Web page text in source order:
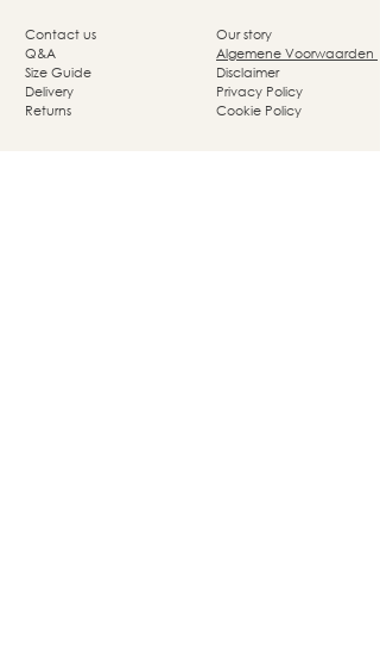
Our story
Algemene Voorwaarden
Disclaimer
Privacy Policy
Cookie Policy
Contact us
Q&A
Size Guide
Delivery
Returns